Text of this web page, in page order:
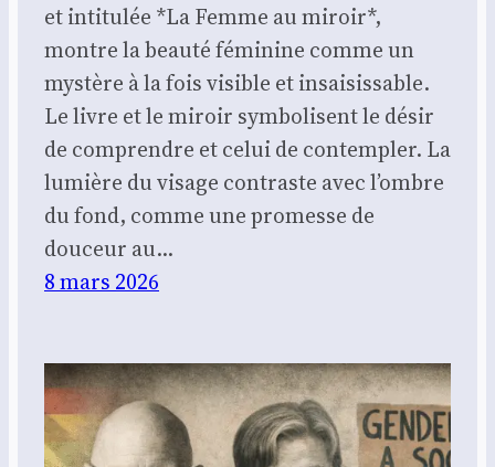
et intitulée *La Femme au miroir*,
montre la beauté féminine comme un
mystère à la fois visible et insaisissable.
Le livre et le miroir symbolisent le désir
de comprendre et celui de contempler. La
lumière du visage contraste avec l’ombre
du fond, comme une promesse de
douceur au…
8 mars 2026